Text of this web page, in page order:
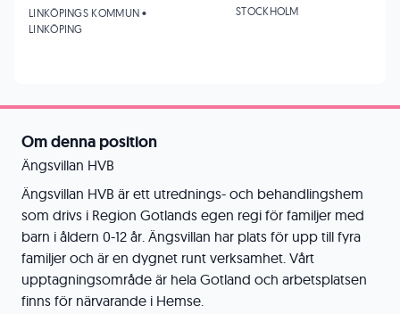
Om denna position
Ängsvillan HVB
Ängsvillan HVB är ett utrednings- och behandlingshem
som drivs i Region Gotlands egen regi för familjer med
barn i åldern 0-12 år. Ängsvillan har plats för upp till fyra
familjer och är en dygnet runt verksamhet. Vårt
upptagningsområde är hela Gotland och arbetsplatsen
finns för närvarande i Hemse.
LINKÖPINGS KOMMUN •
LINKÖPING
STOCKHOLM